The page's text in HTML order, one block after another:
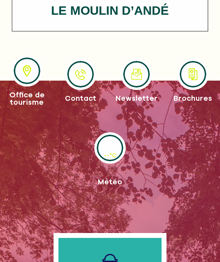
LE MOULIN D’ANDÉ
Office de
tourisme
Contact Newsletter Brochures
--°C
Météo